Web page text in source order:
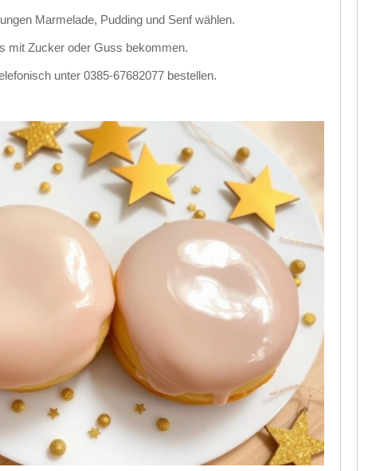
Marmelade, Pudding und Senf wählen.
mit Zucker oder Guss bekommen.
unter 0385-67682077 bestellen.